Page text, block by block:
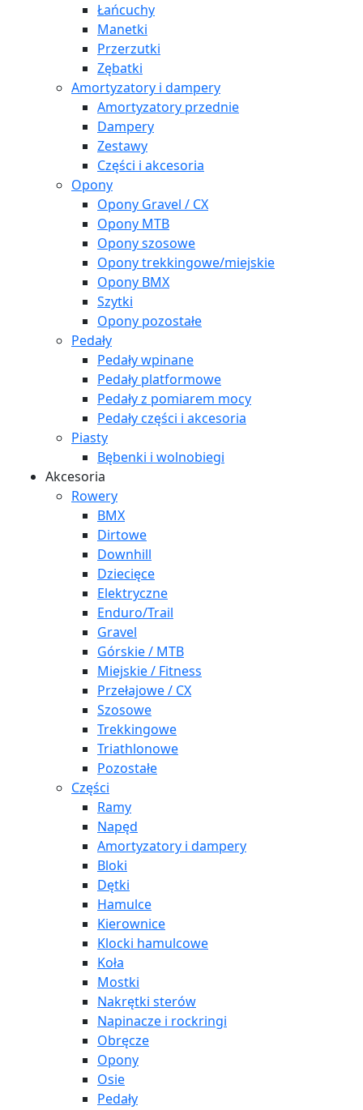
Łańcuchy
Manetki
Przerzutki
Zębatki
Amortyzatory i dampery
Amortyzatory przednie
Dampery
Zestawy
Części i akcesoria
Opony
Opony Gravel / CX
Opony MTB
Opony szosowe
Opony trekkingowe/miejskie
Opony BMX
Szytki
Opony pozostałe
Pedały
Pedały wpinane
Pedały platformowe
Pedały z pomiarem mocy
Pedały części i akcesoria
Piasty
Bębenki i wolnobiegi
Akcesoria
Rowery
BMX
Dirtowe
Downhill
Dziecięce
Elektryczne
Enduro/Trail
Gravel
Górskie / MTB
Miejskie / Fitness
Przełajowe / CX
Szosowe
Trekkingowe
Triathlonowe
Pozostałe
Części
Ramy
Napęd
Amortyzatory i dampery
Bloki
Dętki
Hamulce
Kierownice
Klocki hamulcowe
Koła
Mostki
Nakrętki sterów
Napinacze i rockringi
Obręcze
Opony
Osie
Pedały